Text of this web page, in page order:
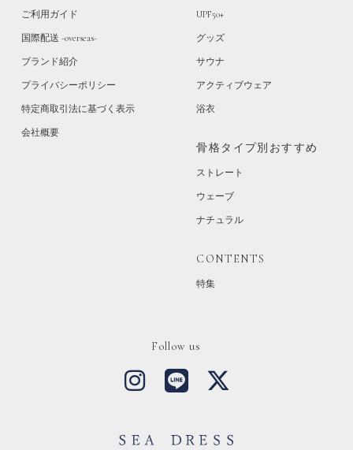
ご利用ガイド
国際配送 -overseas-
ブランド紹介
プライバシーポリシー
特定商取引法に基づく表示
会社概要
UPF50+
グッズ
サウナ
アクティブウェア
浴衣
骨格タイプ別おすすめ
ストレート
ウェーブ
ナチュラル
CONTENTS
特集
Follow us